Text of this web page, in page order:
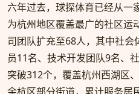
六年过去，球探体育已经从一
为杭州地区覆盖最广的社区运
司团队扩充至68人，其中社
员11名、技术开发团队9名、
突破312个，覆盖杭州西湖区